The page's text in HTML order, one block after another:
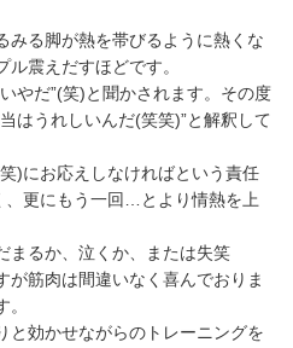
みる脚が熱を帯びるように熱くな
震えだすほどです。
やだ”(笑)と聞かされます。その度
はうれしいんだ(笑笑)”と解釈して
)にお応えしなければという責任
、更にもう一回…とより情熱を上
まるか、泣くか、または失笑
筋肉は間違いなく喜んでおりま
と効かせながらのトレーニングを